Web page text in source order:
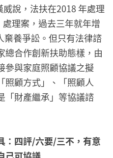
說，法扶在2018 年處理
理案，過去三年就年增
養爭訟。但只有法律諮
總合作創新扶助態樣，由
參與家庭照顧協議之擬
照顧方式」、「照顧人
「財產繼承」等協議諮
：四評/六要/三不，有意